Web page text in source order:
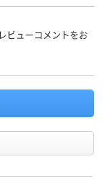
ビューコメントをお